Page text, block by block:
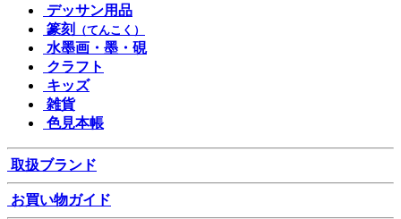
デッサン用品
篆刻
（てんこく）
水墨画・墨・硯
クラフト
キッズ
雑貨
色見本帳
取扱ブランド
お買い物ガイド